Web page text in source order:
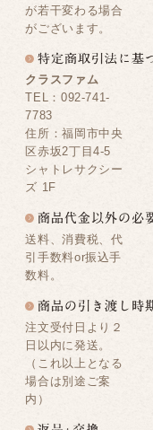
が若干変わる場合
がございます。
クラスファム
TEL：092-741-
7783
住所：福岡市中央
区赤坂2丁目4-5
シャトレサクシー
ズ 1F
送料、消費税、代
引手数料or振込手
数料。
注文受付日より２
日以内に発送。
（これ以上となる
場合は別途ご案
内）